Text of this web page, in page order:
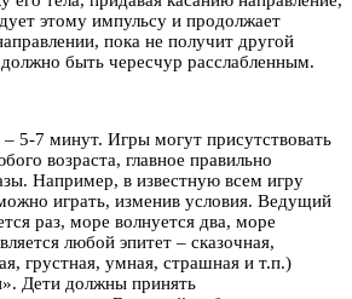
этому импульсу и продолжает
пока не получит другой
быть чересчур расслабленным.
– 5-7 минут. Игры могут присутствовать
возраста, главное правильно
Например, в известную всем игру
играть, изменив условия. Ведущий
раз, море волнуется два, море
любой эпитет – сказочная,
грустная, умная, страшная и т.п.)
Дети должны принять